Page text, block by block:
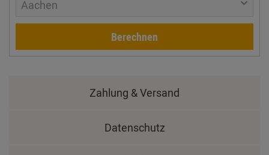
Aachen
Berechnen
Zahlung & Versand
Datenschutz